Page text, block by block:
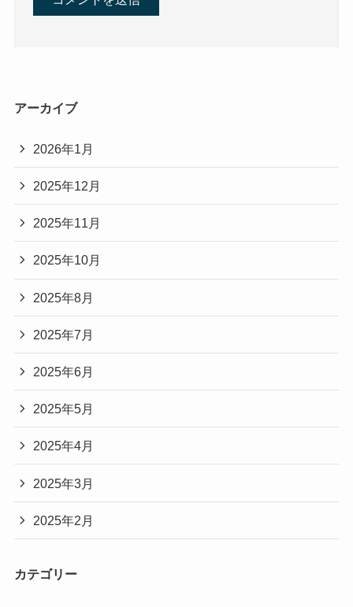
アーカイブ
2026年1月
2025年12月
2025年11月
2025年10月
2025年8月
2025年7月
2025年6月
2025年5月
2025年4月
2025年3月
2025年2月
カテゴリー